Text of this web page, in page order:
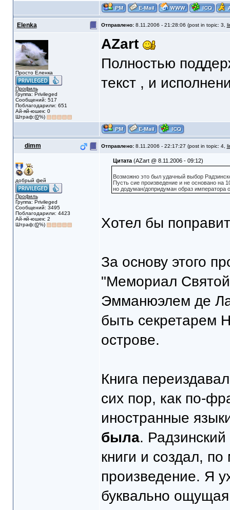
Elenka Отправлено: 8.11.2006 - 21:28:06 (post in topic: 3,
Просто Еленка
Профиль
Группа: Privileged
Сообщений: 517
Поблагодарили: 651
Ай-яй-юшек: 0
Штраф:(0%)
AZart
Полностью
текст , и
dimm Отправлено: 8.11.2006 - 22:17:27 (post in topic: 4,
добрый фей
Профиль
Группа: Privileged
Сообщений: 3495
Поблагодарили: 4423
Ай-яй-юшек: 2
Штраф:(0%)
Цитата(AZart @ 8.11.2006 - 09:12)
Возможно это был удачный выбор
Пусть сие произведение и не основано на
но додуман/допридуман образ
Хотел бы
За основу этого
"Мемориал
Эмманюэлем де
быть секретарем
острове.
Книга
сих пор, как по-
иностранные
была.
книги и создал,
произведение. Я
буквально ощущая